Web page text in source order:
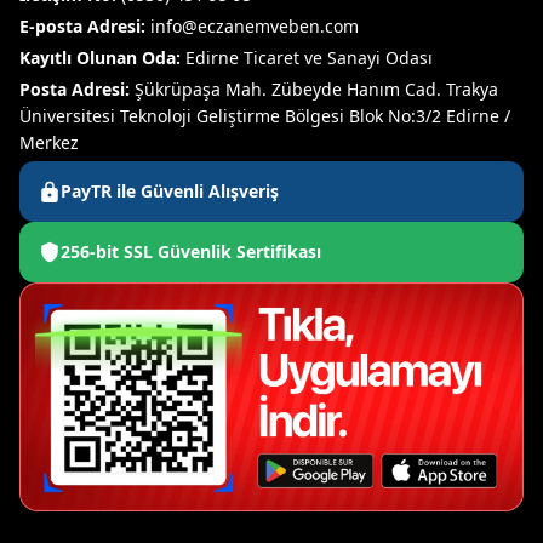
E-posta Adresi: info@eczanemveben.com
Kayıtlı Olunan Oda: Edirne Ticaret ve Sanayi Odası
Posta Adresi: Şükrüpaşa Mah. Zübeyde Hanım Cad. Trakya
Üniversitesi Teknoloji Geliştirme Bölgesi Blok No:3/2 Edirne /
Merkez
PayTR ile Güvenli Alışveriş
256-bit SSL Güvenlik Sertifikası